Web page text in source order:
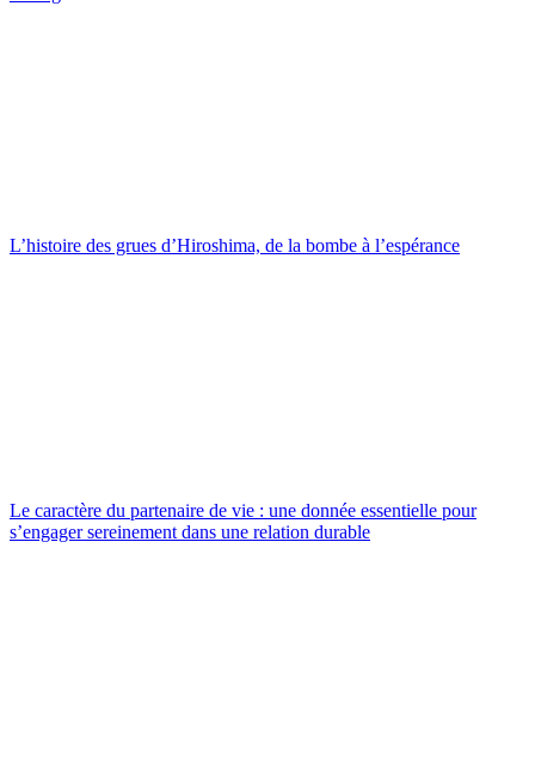
L’histoire des grues d’Hiroshima, de la bombe à l’espérance
Le caractère du partenaire de vie : une donnée essentielle pour
s’engager sereinement dans une relation durable